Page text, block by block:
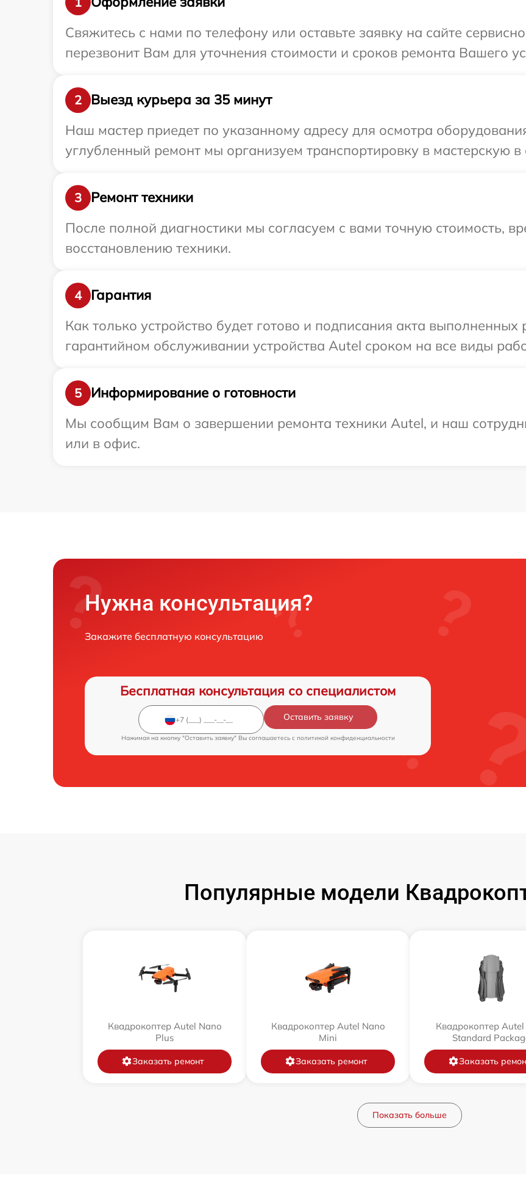
Свяжитесь с нами по телефону или оставьте заявку на сайте
перезвонит Вам для уточнения стоимости и сроков ремонта Вашего
2
Выезд курьера за 35 минут
Наш мастер приедет по указанному адресу для осмотра
углубленный ремонт мы организуем транспортировку в мастерскую
3
Ремонт техники
После полной диагностики мы согласуем с вами точную стоимость,
восстановлению техники.
4
Гарантия
Как только устройство будет готово и подписания акта
гарантийном обслуживании устройства Autel сроком на все виды
5
Информирование о готовности
Мы сообщим Вам о завершении ремонта техники Autel, и наш
или в офис.
Нужна консультация?
Закажите бесплатную консультацию
Бесплатная консультация со специалистом
Оставить заявку
Нажимая на кнопку "Оставить заявку" Вы соглашаетесь c политикой конфиденциальности
Популярные модели
Квадрокоптер Autel Nano
Plus
Заказать ремонт
Квадрокоптер Autel Nano
Mini
Заказать ремонт
Квадрокоптер Autel
Standard
Заказать
Показать больше